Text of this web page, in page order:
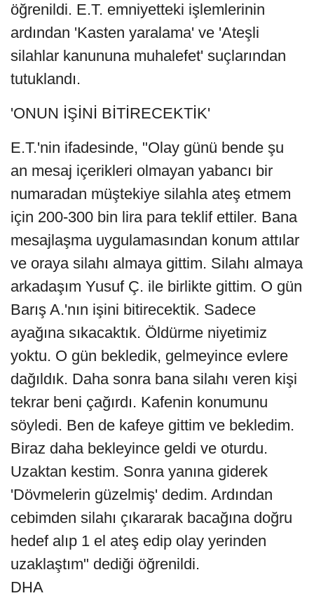
öğrenildi. E.T. emniyetteki işlemlerinin
ardından 'Kasten yaralama' ve 'Ateşli
silahlar kanununa muhalefet' suçlarından
tutuklandı.
'ONUN İŞİNİ BİTİRECEKTİK'
E.T.'nin ifadesinde, "Olay günü bende şu
an mesaj içerikleri olmayan yabancı bir
numaradan müştekiye silahla ateş etmem
için 200-300 bin lira para teklif ettiler. Bana
mesajlaşma uygulamasından konum attılar
ve oraya silahı almaya gittim. Silahı almaya
arkadaşım Yusuf Ç. ile birlikte gittim. O gün
Barış A.'nın işini bitirecektik. Sadece
ayağına sıkacaktık. Öldürme niyetimiz
yoktu. O gün bekledik, gelmeyince evlere
dağıldık. Daha sonra bana silahı veren kişi
tekrar beni çağırdı. Kafenin konumunu
söyledi. Ben de kafeye gittim ve bekledim.
Biraz daha bekleyince geldi ve oturdu.
Uzaktan kestim. Sonra yanına giderek
'Dövmelerin güzelmiş' dedim. Ardından
cebimden silahı çıkararak bacağına doğru
hedef alıp 1 el ateş edip olay yerinden
uzaklaştım" dediği öğrenildi.
DHA